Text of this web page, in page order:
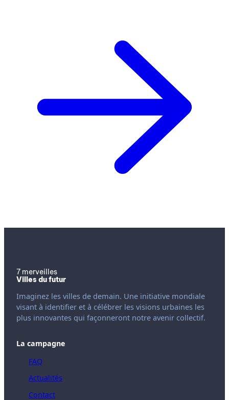
7 merveilles
Villes du futur
Imaginez les villes de demain. Une initiative mondiale
visant à identifier et à célébrer les visions urbaines les
plus innovantes qui façonneront notre avenir collectif.
La campagne
FAQ
Actualités
Contact